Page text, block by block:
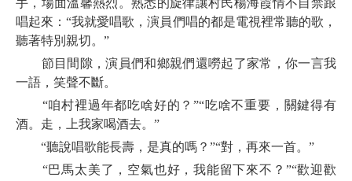
手，場面溫馨熱烈。熟悉的旋律讓村民楊海霞情不自禁跟
唱起來：“我就愛唱歌，演員們唱的都是電視裡常聽的歌，
聽著特別親切。”
節目間隙，演員們和鄉親們還嘮起了家常，你一言我
一語，笑聲不斷。
“咱村裡過年都吃啥好的？”“吃啥不重要，關鍵得有
酒。走，上我家喝酒去。”
“聽說唱歌能長壽，是真的嗎？”“對，再來一首。”
“巴馬太美了，空氣也好，我能留下來不？”“歡迎歡